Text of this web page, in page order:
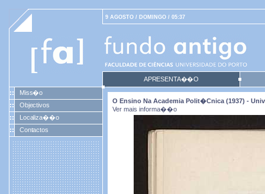
9 AGOSTO / DOMINGO / 05:37
APRESENTA��O
Miss�o
Objectivos
Localiza��o
Contactos
O Ensino Na Academia Polit�cnica (1937) -
Ver mais informa��o